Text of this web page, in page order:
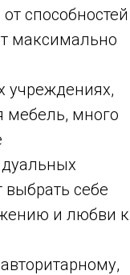
способностей
максимально
учреждениях,
мебель, много
себе
и любви к